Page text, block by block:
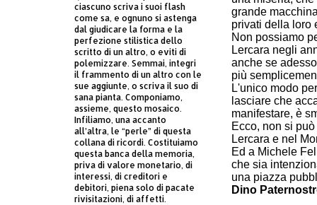
grande
privati della loro
Non possiamo
Lercara negli
anche se
più
L'unico modo
lasciare che
manifestare, è
Ecco, non si
Lercara e nel
Ed a Michele
che sia
una piazza
Dino
ciascuno scriva i suoi flash
come sa, e ognuno si astenga
dal giudicare la forma e la
perfezione stilistica dello
scritto di un altro, o eviti di
polemizzare. Semmai, integri
il frammento di un altro con le
sue aggiunte, o scriva il suo di
sana pianta. Componiamo,
assieme, questo mosaico.
Infiliamo, una accanto
all’altra, le “perle” di questa
collana di ricordi. Costituiamo
questa banca della memoria,
priva di valore monetario, di
interessi, di creditori e
debitori, piena solo di pacate
rivisitazioni, di affetti.